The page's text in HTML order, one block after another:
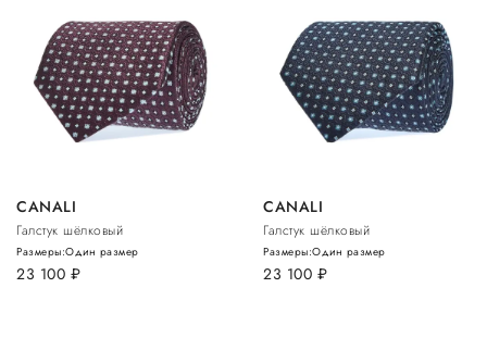
CANALI
Галстук шёлковый
23 100 руб.
Размеры:Один размер
CANALI
Галстук шёлковый
23 100 руб.
Размеры:Один размер